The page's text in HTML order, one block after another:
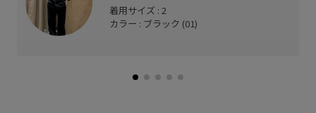
着用サイズ : 2
カラー : ブラック (01)